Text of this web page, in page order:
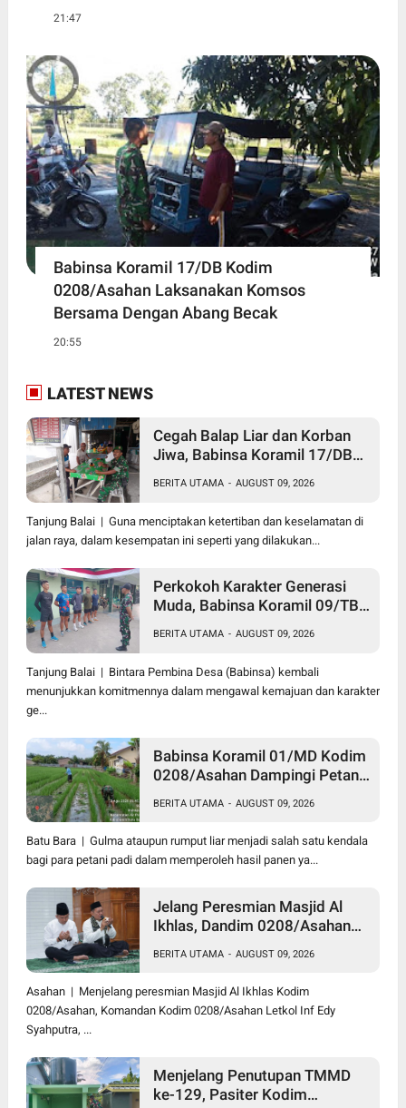
21:47
Babinsa Koramil 17/DB Kodim
0208/Asahan Laksanakan Komsos
Bersama Dengan Abang Becak
20:55
LATEST NEWS
Cegah Balap Liar dan Korban
Jiwa, Babinsa Koramil 17/DB
Komsos Tegur Pengendara dan
Serap Informasi Warga
BERITA UTAMA - AUGUST 09, 2026
Tanjung Balai | Guna menciptakan ketertiban dan keselamatan di
jalan raya, dalam kesempatan ini seperti yang dilakukan...
Perkokoh Karakter Generasi
Muda, Babinsa Koramil 09/TB
Pelajar dan Mahasiswa Lewat
Wasbang
BERITA UTAMA - AUGUST 09, 2026
Tanjung Balai | Bintara Pembina Desa (Babinsa) kembali
menunjukkan komitmennya dalam mengawal kemajuan dan karakter
ge...
Babinsa Koramil 01/MD Kodim
0208/Asahan Dampingi Petani
Bersihkan Gulma
BERITA UTAMA - AUGUST 09, 2026
Batu Bara | Gulma ataupun rumput liar menjadi salah satu kendala
bagi para petani padi dalam memperoleh hasil panen ya...
Jelang Peresmian Masjid Al
Ikhlas, Dandim 0208/Asahan
serta Santuni Anak Yatim
BERITA UTAMA - AUGUST 09, 2026
Asahan | Menjelang peresmian Masjid Al Ikhlas Kodim
0208/Asahan, Komandan Kodim 0208/Asahan Letkol Inf Edy
Syahputra, ...
Menjelang Penutupan TMMD
ke-129, Pasiter Kodim